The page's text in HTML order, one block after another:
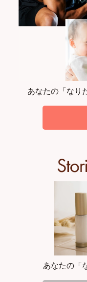
あなたの「なり
あなたの「